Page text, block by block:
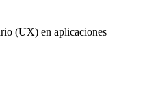
(UX) en aplicaciones